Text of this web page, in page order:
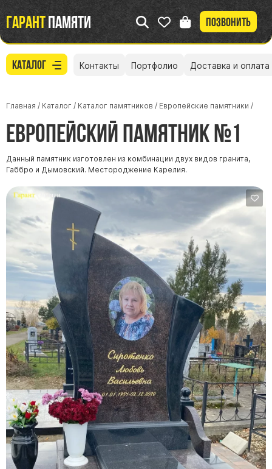
Гарантпамяти Позвонить
Каталог
Участникам СВО
Памятники из гранита
Памятники из мрамора
Элитные памятники
Резные памятники
Мемориальные комплексы
Памятники с полноформатным фото
Склеп
Cкульптуры ангел
Детские памятники
Памятники Мусульманские
Контакты Портфолио Доставка и оплата
Главная / Каталог / Каталог памятников / Европейские памятники /
Европейский памятник №1
Данный памятник изготовлен из комбинации двух видов гранита,
Габбро и Дымовский. Местороджение Карелия.